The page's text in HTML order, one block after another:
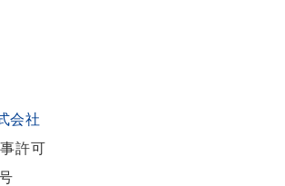
許可